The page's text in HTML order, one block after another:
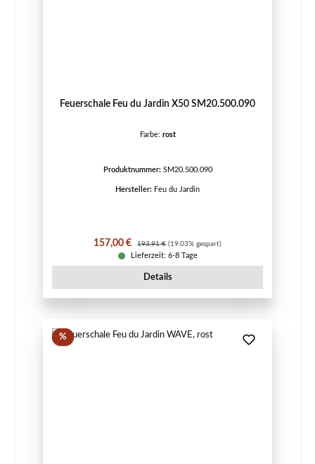
Feuerschale Feu du Jardin X50 SM20.500.090
Farbe: rost
Produktnummer: SM20.500.090
Hersteller: Feu du Jardin
Verkaufspreis:
157,00 € Regulärer Preis:
193,91 € (19.03% gespart)
Lieferzeit: 6-8 Tage
Details
%Rabatt